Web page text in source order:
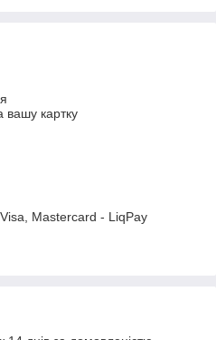
вашу картку
Mastercard - LiqPay